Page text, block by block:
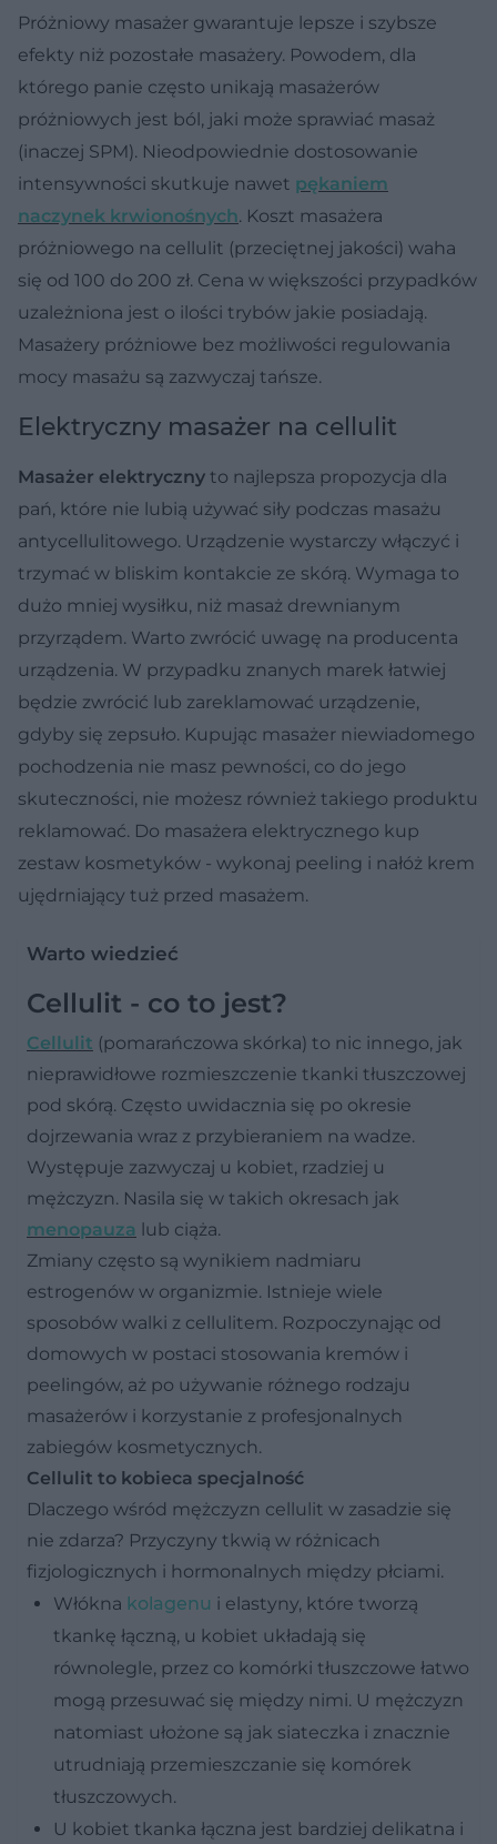
Próżniowy masażer gwarantuje lepsze i szybsze
efekty niż pozostałe masażery. Powodem, dla
którego panie często unikają masażerów
próżniowych jest ból, jaki może sprawiać masaż
(inaczej SPM). Nieodpowiednie dostosowanie
intensywności skutkuje nawet pękaniem
naczynek krwionośnych. Koszt masażera
próżniowego na cellulit (przeciętnej jakości) waha
się od 100 do 200 zł. Cena w większości przypadków
uzależniona jest o ilości trybów jakie posiadają.
Masażery próżniowe bez możliwości regulowania
mocy masażu są zazwyczaj tańsze.
Elektryczny masażer na cellulit
Masażer elektryczny to najlepsza propozycja dla
pań, które nie lubią używać siły podczas masażu
antycellulitowego. Urządzenie wystarczy włączyć i
trzymać w bliskim kontakcie ze skórą. Wymaga to
dużo mniej wysiłku, niż masaż drewnianym
przyrządem. Warto zwrócić uwagę na producenta
urządzenia. W przypadku znanych marek łatwiej
będzie zwrócić lub zareklamować urządzenie,
gdyby się zepsuło. Kupując masażer niewiadomego
pochodzenia nie masz pewności, co do jego
skuteczności, nie możesz również takiego produktu
reklamować. Do masażera elektrycznego kup
zestaw kosmetyków - wykonaj peeling i nałóż krem
ujędrniający tuż przed masażem.
Warto wiedzieć
Cellulit - co to jest?
Cellulit (pomarańczowa skórka) to nic innego, jak
nieprawidłowe rozmieszczenie tkanki tłuszczowej
pod skórą. Często uwidacznia się po okresie
dojrzewania wraz z przybieraniem na wadze.
Występuje zazwyczaj u kobiet, rzadziej u
mężczyzn. Nasila się w takich okresach jak
menopauza lub ciąża.
Zmiany często są wynikiem nadmiaru
estrogenów w organizmie. Istnieje wiele
sposobów walki z cellulitem. Rozpoczynając od
domowych w postaci stosowania kremów i
peelingów, aż po używanie różnego rodzaju
masażerów i korzystanie z profesjonalnych
zabiegów kosmetycznych.
Cellulit to kobieca specjalność
Dlaczego wśród mężczyzn cellulit w zasadzie się
nie zdarza? Przyczyny tkwią w różnicach
fizjologicznych i hormonalnych między płciami.
Włókna kolagenu i elastyny, które tworzą
tkankę łączną, u kobiet układają się
równolegle, przez co komórki tłuszczowe łatwo
mogą przesuwać się między nimi. U mężczyzn
natomiast ułożone są jak siateczka i znacznie
utrudniają przemieszczanie się komórek
tłuszczowych.
U kobiet tkanka łączna jest bardziej delikatna i